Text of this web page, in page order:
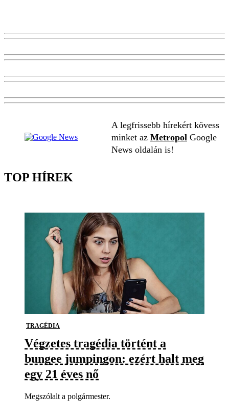
A legfrissebb hírekért kövess
minket az Metropol Google
News oldalán is!
TOP HÍREK
TRAGÉDIA
Végzetes tragédia történt a
bungee jumpingon: ezért halt meg
egy 21 éves nő
Megszólalt a polgármester.